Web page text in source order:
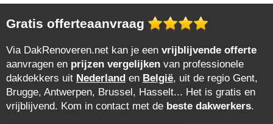
Gratis offerteaanvraag
Via DakRenoveren.net kan je een vrijblijvende offerte
aanvragen en prijzen vergelijken van professionele
dakdekkers uit Nederland en België, uit de regio Gent,
Brugge, Antwerpen, Brussel, Hasselt... Het is gratis en
vrijblijvend. Kom in contact met de beste dakwerkers.